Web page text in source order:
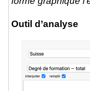
Outil d’analyse